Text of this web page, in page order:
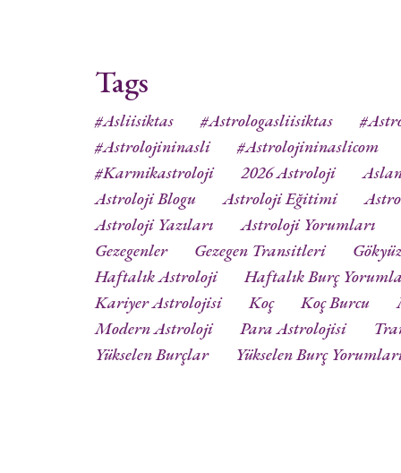
Tags
#asliisiktas #astrologasliisiktas
#astrolojininasli
#astrolojininaslicom
#karmikastroloji
2026 Astroloji
Astroloji Blogu
Astroloji Eğitimi
Astroloji Yazıları
Astroloji Yorumları
Gezegenler
Gezegen Transitleri
Haftalık Astroloji
Haftalık Burç
Kariyer Astrolojisi
Koç Koç Burcu
Modern Astroloji
Para Astrolojisi
Yükselen Burçlar
Yükselen Burç